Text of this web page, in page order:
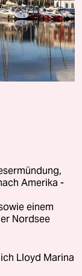
Amerika -
einem
Nordsee
Lloyd Marina